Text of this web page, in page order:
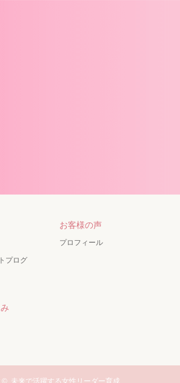
プログ
お客様の声
プロフィール
© 未来で活躍する女性リーダー育成